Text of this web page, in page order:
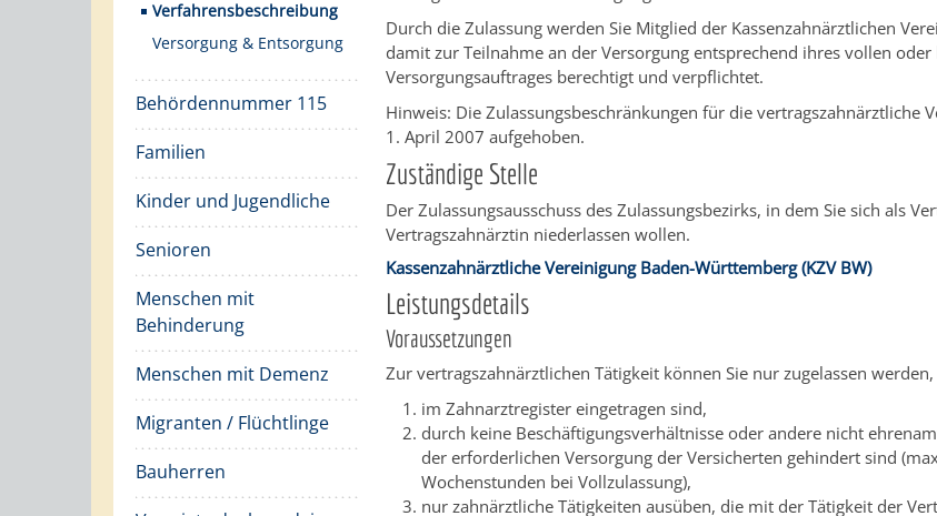
Verfahrensbeschreibung
Versorgung & Entsorgung
Behördennummer 115
Familien
Kinder und Jugendliche
Senioren
Menschen mit
Behinderung
Menschen mit Demenz
Migranten / Flüchtlinge
Bauherren
Durch die Zulassung werden Sie Mitglied der Kassenzahnärztlichen
damit zur Teilnahme an der Versorgung entsprechend ihres vollen oder
Versorgungsauftrages berechtigt und verpflichtet.
Hinweis: Die Zulassungsbeschränkungen für die vertragszahnärztliche
1. April 2007 aufgehoben.
Zuständige Stelle
Der Zulassungsausschuss des Zulassungsbezirks, in dem Sie sich als
Vertragszahnärztin niederlassen wollen.
Kassenzahnärztliche Vereinigung Baden-Württemberg (KZV BW)
Leistungsdetails
Voraussetzungen
Zur vertragszahnärztlichen Tätigkeit können Sie nur zugelassen
im Zahnarztregister eingetragen sind,
durch keine Beschäftigungsverhältnisse oder andere nicht
der erforderlichen Versorgung der Versicherten gehindert sind
Wochenstunden bei Vollzulassung),
nur zahnärztliche Tätigkeiten ausüben, die mit der Tätigkeit der